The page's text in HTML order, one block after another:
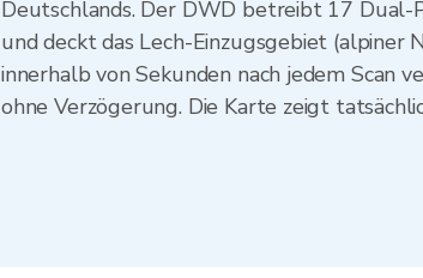
Deutschlands. Der DWD betreibt 17
und deckt das Lech-Einzugsgebiet
innerhalb von Sekunden nach jedem
ohne Verzögerung. Die Karte zeigt